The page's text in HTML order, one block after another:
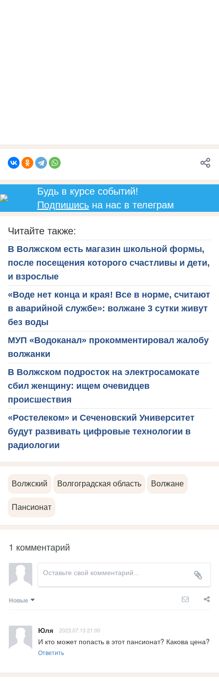
Будь в курсе событий!
Подпишисьна нас в телеграм
Читайте также:
В Волжском есть магазин школьной формы,
после посещения которого счастливы и дети,
и взрослые
«Воде нет конца и края! Все в норме, считают
в аварийной службе»: волжане 3 сутки живут
без воды
МУП «Водоканал» прокомментировал жалобу
волжанки
В Волжском подросток на электросамокате
сбил женщину: ищем очевидцев
происшествия
«Ростелеком» и Сеченовский Университет
будут развивать цифровые технологии в
радиологии
Волжский Волгоградская область Волжане
Пансионат
1 комментарий
Новые
Юля 2023.07.13 21:00
И кто может попасть в этот пансионат? Какова цена?
Ответить